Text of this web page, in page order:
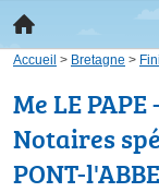
Accueil > Bretagne >
Me LE
Notaires
PONT-l'ABBE